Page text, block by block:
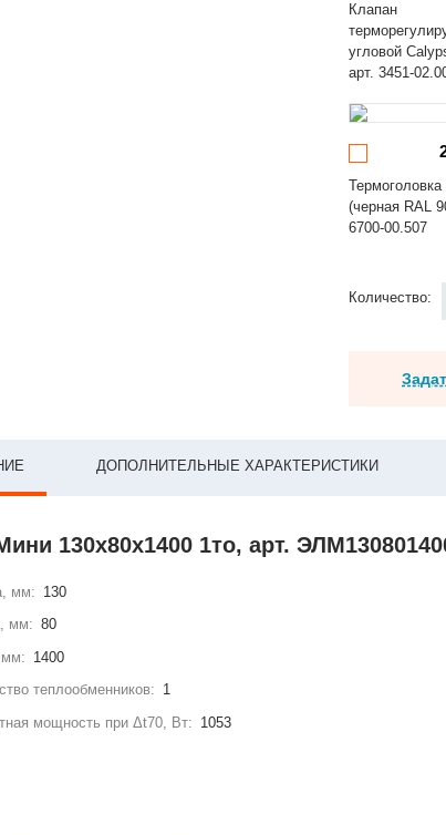
Клапан
угловой
арт. 3451-
Термоголовка
(черная RAL
6700-00.507
Количество:
ДОПОЛНИТЕЛЬНЫЕ ХАРАКТЕРИСТИКИ
130x80x1400 1то, арт.
мм: 130
мм: 80
мм:
1400
теплообменников: 1
мощность при Δt70, Вт:
1053